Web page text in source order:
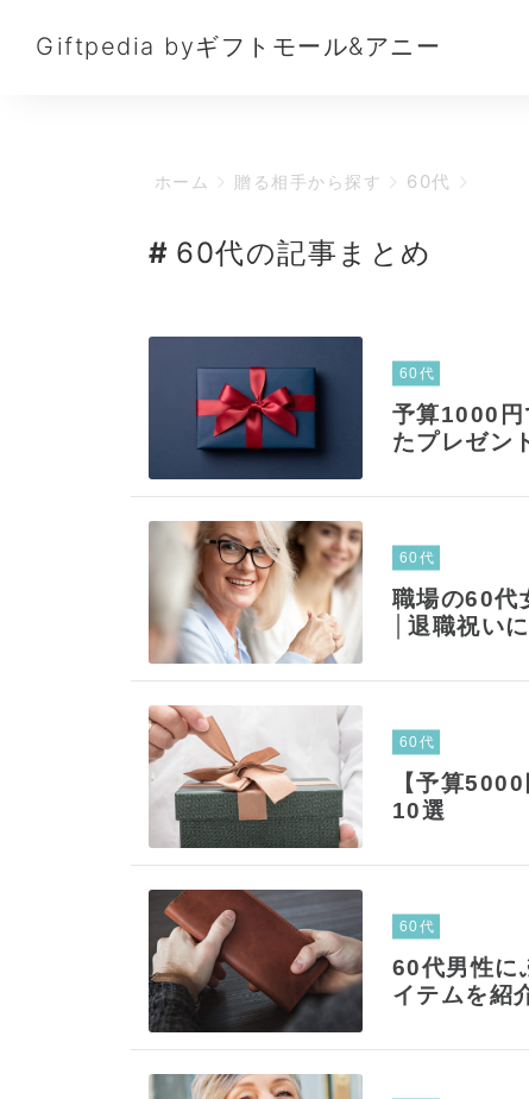
Giftpedia byギフトモール&アニー
ホーム 贈る相手から探す 60代
60代の記事まとめ
60代
予算1000円
たプレゼン
60代
職場の60代
│退職祝い
60代
【予算
10選
60代
60代男性に
イテムを紹